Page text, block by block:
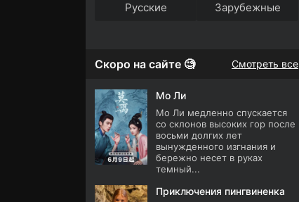
Русские
Зарубежные
Скоро на сайте 🧐 Смотреть все
Мо Ли
Мо Ли медленно спускается
со склонов высоких гор после
восьми долгих лет
вынужденного изгнания и
бережно несет в руках
темный...
Приключения пингвиненка